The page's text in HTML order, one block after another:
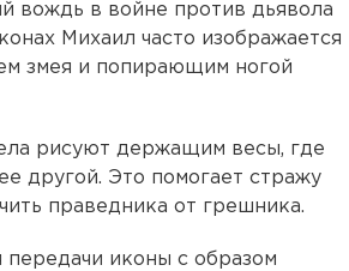
вождь в войне против дьявола
Михаил часто изображается
змея и попирающим ногой
рисуют держащим весы, где
другой. Это помогает стражу
праведника от грешника.
передачи иконы с образом